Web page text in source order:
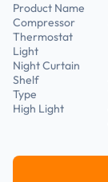
Product Name
Compressor
Thermostat
Light
Night Curtain
Shelf
Type
High Light